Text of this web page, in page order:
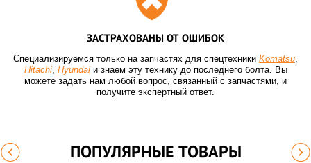
ЗАСТРАХОВАНЫ ОТ ОШИБОК
Специализируемся только на запчастях для спецтехники Komatsu,
Hitachi, Hyundaiи знаем эту технику до последнего болта. Вы
можете задать нам любой вопрос, связанный с запчастями, и
получите экспертный ответ.
ПОПУЛЯРНЫЕ ТОВАРЫ